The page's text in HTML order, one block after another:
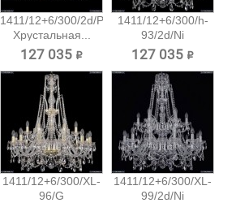
1411/12+6/300/2d/Pa
Хрустальная...
127 035 ₽
1411/12+6/300/h-
93/2d/Ni
Хрустальная...
127 035 ₽
1411/12+6/300/XL-
96/G
1411/12+6/300/XL-
99/2d/Ni